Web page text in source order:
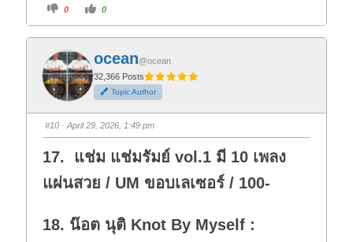
C
i
f
o
r
t
h
u
m
d
o
n
0
C
i
o
t
h
u
m
u
p
0
ocean@ocean
32,366 Posts
Topic Author
#10 · April 29, 2026, 1:49 pm
17. แช่ม แช่มรัมย์ vol.1 มี 10 เพลง
แผ่นสวย / UM ขอบเลเซอร์ / 100-
18. น๊อต นุติ Knot By Myself :